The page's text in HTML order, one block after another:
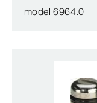
model 6964.0